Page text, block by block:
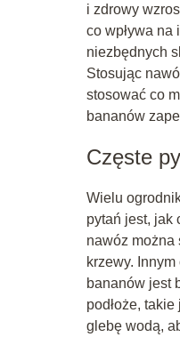
i zdrowy
co wpływa
niezbędnych
Stosując
stosować co
bananów
Częste
Wielu
pytań jest, jak
nawóz można
krzewy.
bananów jest
podłoże,
glebę wodą,